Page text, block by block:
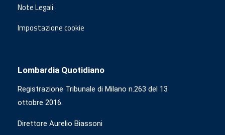
Note Legali
Impostazione cookie
Lombardia Quotidiano
Registrazione Tribunale di Milano n.263 del 13
ottobre 2016.
Direttore Aurelio Biassoni